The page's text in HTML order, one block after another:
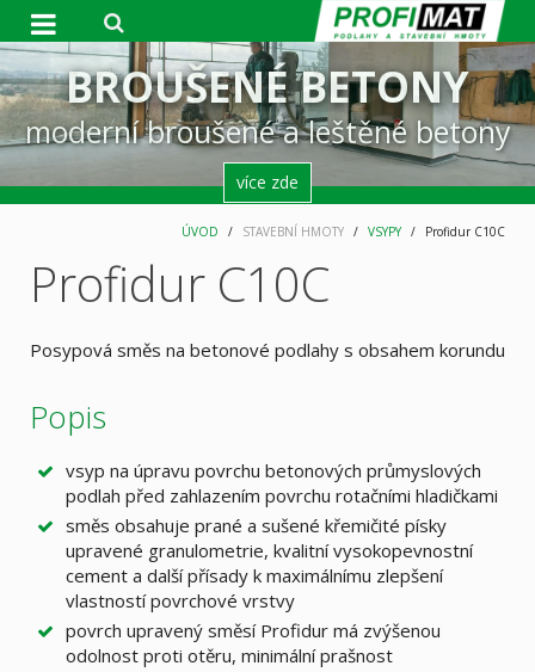
DESIGNOVÉ PODLAHY
moderní broušené stěrky
více zde
BROUŠENÉ BETONY
moderní broušené a leštěné betony
více zde
BROUŠENÉ BETONY
moderní broušené a leštěné betony
více zde
GROUTEX
kotevní, výplňové a reprofilační malty
více zde
STABILNÍ FIRMA
jsme tu pro vás od roku 1995
ÚVOD STAVEBNÍ HMOTY VSYPY Profidur C10C
Profidur C10C
Posypová směs na betonové podlahy s obsahem korundu
Popis
vsyp na úpravu povrchu betonových průmyslových
podlah před zahlazením povrchu rotačními hladičkami
směs obsahuje prané a sušené křemičité písky
upravené granulometrie, kvalitní vysokopevnostní
cement a další přísady k maximálnímu zlepšení
vlastností povrchové vrstvy
povrch upravený směsí Profidur má zvýšenou
odolnost proti otěru, minimální prašnost